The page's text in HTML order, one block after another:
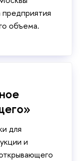
предприятия
объема.
для
и